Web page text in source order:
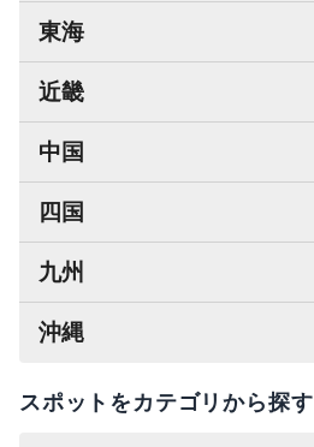
東海
近畿
中国
四国
九州
沖縄
スポットをカテゴリから探す